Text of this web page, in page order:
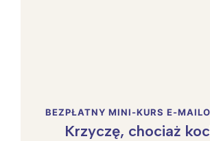
BEZPŁATNY MINI-KURS E-
Krzyczę, chociaż